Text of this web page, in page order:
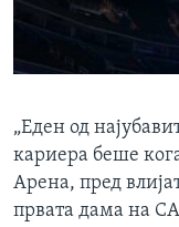
„Еден од
кариера беше
Арена, пред
првата дама на